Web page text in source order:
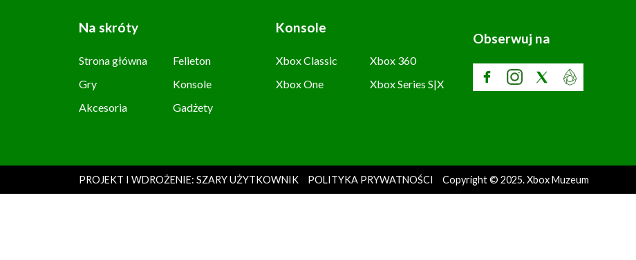
Na skróty
Strona główna
Felieton
Gry
Konsole
Akcesoria
Gadżety
Konsole
Xbox Classic
Xbox 360
Xbox One
Xbox Series S|X
Obserwuj na
PROJEKT I WDROŻENIE: SZARY UŻYTKOWNIK POLITYKA PRYWATNOŚCI Copyright © 2025. Xbox Muzeum